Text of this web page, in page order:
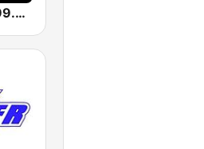
Click Latino 99.5 FM